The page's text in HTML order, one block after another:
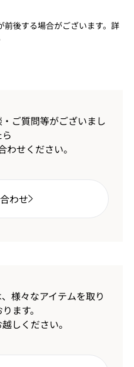
後する場合がございます。詳
ご質問等がございまし
わせください。
わせ
様々なアイテムを取り
ます。
しください。